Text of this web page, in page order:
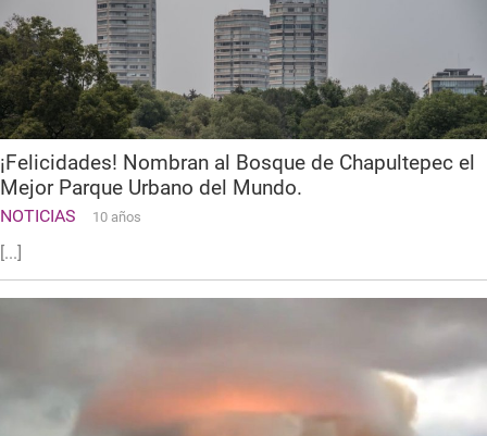
¡Felicidades! Nombran al Bosque de Chapultepec el
Mejor Parque Urbano del Mundo.
NOTICIAS 10 años
[...]